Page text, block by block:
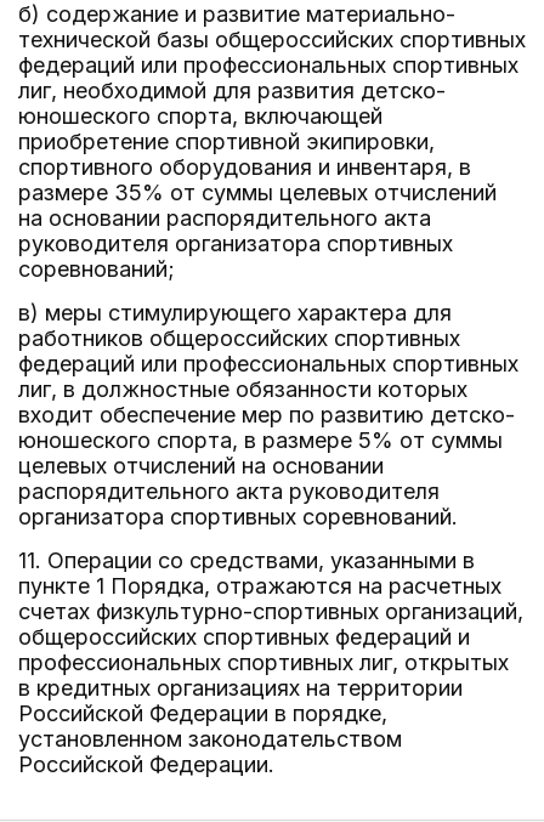
б) содержание и развитие материально-
технической базы общероссийских спортивных
федераций или профессиональных спортивных
лиг, необходимой для развития детско-
юношеского спорта, включающей
приобретение спортивной экипировки,
спортивного оборудования и инвентаря, в
размере 35% от суммы целевых отчислений
на основании распорядительного акта
руководителя организатора спортивных
соревнований;
в) меры стимулирующего характера для
работников общероссийских спортивных
федераций или профессиональных спортивных
лиг, в должностные обязанности которых
входит обеспечение мер по развитию детско-
юношеского спорта, в размере 5% от суммы
целевых отчислений на основании
распорядительного акта руководителя
организатора спортивных соревнований.
11. Операции со средствами, указанными в
пункте 1 Порядка, отражаются на расчетных
счетах физкультурно-спортивных организаций,
общероссийских спортивных федераций и
профессиональных спортивных лиг, открытых
в кредитных организациях на территории
Российской Федерации в порядке,
установленном законодательством
Российской Федерации.